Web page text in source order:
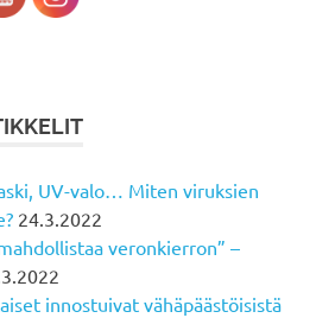
UV-valo… Miten viruksien
24.3.2022
veronkierron” –
innostuivat vähäpäästöisistä